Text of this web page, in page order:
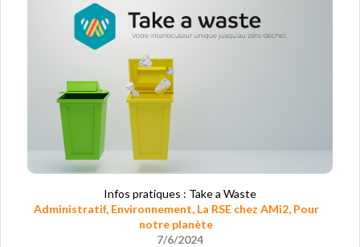
Infos pratiques : Take a Waste
Administratif, Environnement, La RSE chez AMi2, Pour
notre planète
7/6/2024